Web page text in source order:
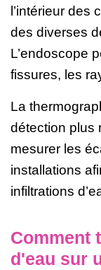
l’intérieur des
des diverses
L’endoscope
fissures, les
La
détection plus
mesurer les
installations
infiltrations
Comment
d'eau sur